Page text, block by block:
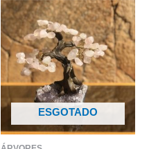
ESGOTADO